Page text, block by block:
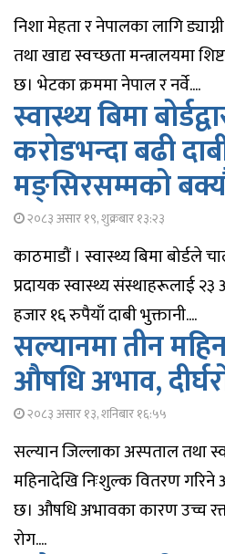
निशा मेहता र नेपालका लागि
तथा खाद्य स्वच्छता मन्त्रालयमा
छ। भेटका क्रममा नेपाल र नर्वे....
स्वास्थ्य बिमा
करोडभन्दा बढी
मङ्सिरसम्मको
२०८३ असार १९, शुक्रबार १३:२३
काठमाडौं । स्वास्थ्य बिमा बोर्डले
प्रदायक स्वास्थ्य संस्थाहरूलाई
हजार १६ रुपैयाँ दाबी भुक्तानी....
सल्यानमा तीन
औषधि अभाव,
२०८३ असार १३, शनिबार १६:५५
सल्यान जिल्लाका अस्पताल तथा
महिनादेखि निःशुल्क वितरण
छ। औषधि अभावका कारण उच्च
रोग....